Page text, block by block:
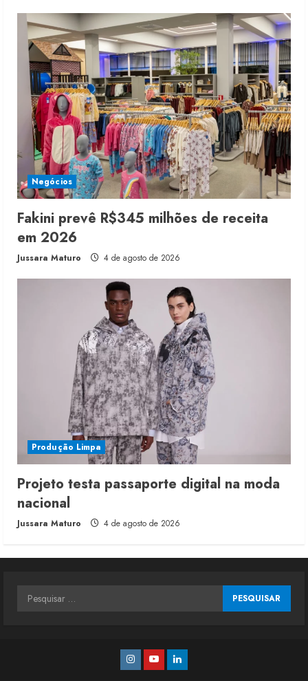
Negócios
Fakini prevê R$345 milhões de receita
em 2026
Jussara Maturo 4 de agosto de 2026
Produção Limpa
Projeto testa passaporte digital na moda
nacional
Jussara Maturo 4 de agosto de 2026
Pesquisar
Instagram
YoutubeLinkedin